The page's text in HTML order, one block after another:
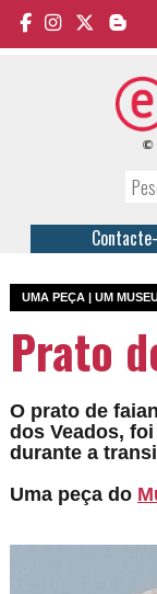
UMA PEÇA | UM
Prato
O prato de
dos Veados,
durante a
Uma peça do